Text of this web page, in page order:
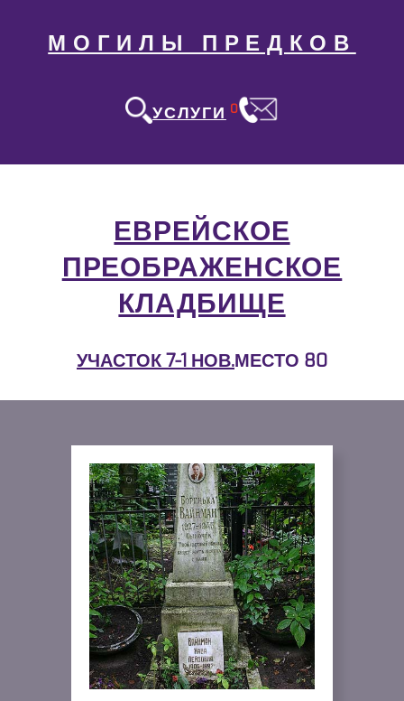
МОГИЛЫ ПРЕДКОВ
УСЛУГИ 0
ЕВРЕЙСКОЕ
ПРЕОБРАЖЕНСКОЕ
КЛАДБИЩЕ
УЧАСТОК 7-1 НОВ.МЕСТО 80